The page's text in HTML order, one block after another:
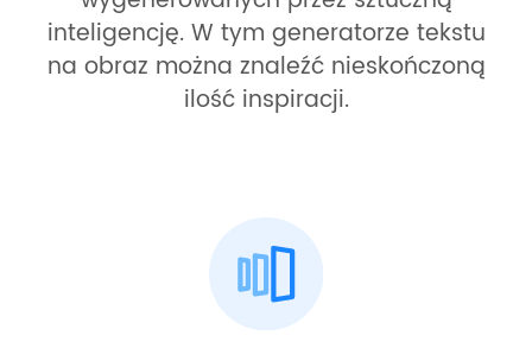
inteligencję. W tym generatorze tekstu
na obraz można znaleźć nieskończoną
ilość inspiracji.